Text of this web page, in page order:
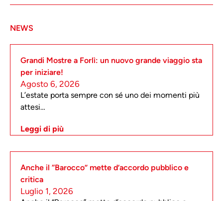
NEWS
Grandi Mostre a Forlì: un nuovo grande viaggio sta
per iniziare!
Agosto 6, 2026
L’estate porta sempre con sé uno dei momenti più
attesi…
Leggi di più
Anche il “Barocco” mette d’accordo pubblico e
critica
Luglio 1, 2026